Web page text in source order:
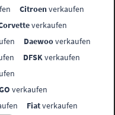
Citroenverkaufen
verkaufen
Daewooverkaufen
DFSKverkaufen
verkaufen
Fiatverkaufen